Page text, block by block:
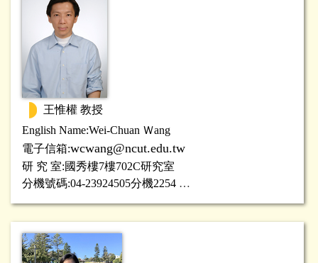
王惟權 教授
English Name:Wei-Chuan Ｗang
電子信箱:wcwang@ncut.edu.tw
研 究 室:國秀樓7樓702C研究室
分機號碼:04-23924505分機2254